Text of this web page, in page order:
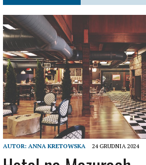
AUTOR: ANNA KRETOWSKA 24 GRUDNIA 2024